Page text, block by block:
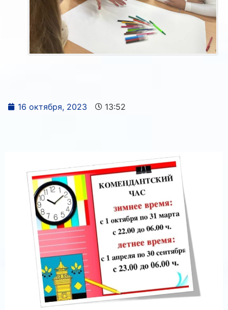
16 октября, 2023 13:52